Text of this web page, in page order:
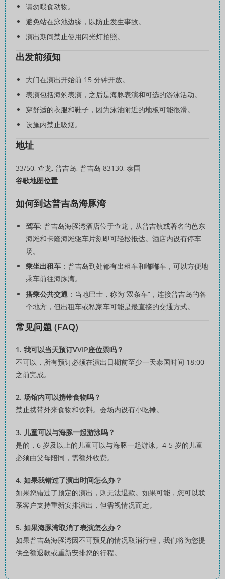
请勿喂食动物。
避免站在泳池边缘，以防止发生事故。
演出期间禁止使用闪光灯拍照。
出发前须知
大门在演出开始前 15 分钟开放。
表演包括海豹表演，之后是海豚表演和可选的游泳活动。
穿舒适的衣服和鞋子，因为泳池附近的地板可能很滑。
设施内禁止吸烟。
地址
33/50, 查龙, 普吉岛, 普吉岛 83130, 泰国
谷歌地图位置
如何到达普吉岛海豚湾
驾车: 普吉岛海豚湾酒店位于查龙，从普吉镇或著名的芭东
海滩和卡隆海滩驱车片刻即可轻松抵达。酒店内设有停车
场。
乘坐出租车 ：普吉岛到处都有出租车和嘟嘟车，可以方便地
乘车前往海豚湾。
搭乘公共交通 ：当地巴士，称为“双条车”，连接普吉岛的各
个地方，但出租车或私家车可能是最直接的交通方式。
常见问题 (FAQ)
1. 我可以当天预订VVIP座位票吗？
不可以，所有预订必须在演出日期前至少一天泰国时间 18:00
之前完成。
2. 场馆内可以携带食物吗？
禁止携带外来食物和饮料。会场内设有小吃摊。
3. 儿童可以与海豚一起游泳吗？
是的，6 岁及以上的儿童可以与海豚一起游泳。4-5 岁的儿童
必须由父母陪同，需额外收费。
4. 如果我错过了演出时间怎么办？
如果您错过了预定的演出，则无法退款。如果可能，您可以联
系客户支持重新安排演出，但需视情况而定。
5. 如果海豚湾取消了表演怎么办？
如果普吉岛海豚湾因不可预见的情况取消行程，我们将为您提
供全额退款或重新安排您的行程。